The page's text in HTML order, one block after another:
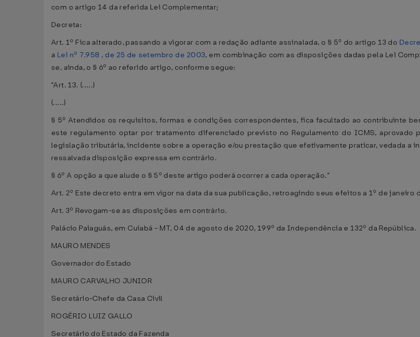
com o artigo 14 da referida Lei Complementar;
Decreta:
Art. 1º Fica alterado, passando a vigorar com a redação adiante assinalada, o § 5º do artigo 13 do
a Lei nº 7.958 , de 25 de setembro de 2003, em combinação com as disposições dadas pela Lei
se, ainda, o § 6º ao referido artigo, conforme segue:
"Art. 13. (.....)
(.....)
§ 5º Atendidos os requisitos, formas e condições correspondentes, fica facultado ao contribuinte
este regulamento optar por tratamento diferenciado previsto no Regulamento do ICMS, aprovado
legislação tributária, incidente sobre a operação e/ou prestação que efetivamente praticar, vedada a
ressalvada disposição expressa em contrário.
§ 6º A opção a que alude o § 5º deste artigo poderá ocorrer a cada operação."
Art. 2º Este decreto entra em vigor na data da sua publicação, retroagindo seus efeitos a 1º de janeiro
Art. 3º Revogam-se as disposições em contrário.
Palácio Paiaguás, em Cuiabá - MT, 04 de agosto de 2020, 199º da Independência e 132º da República.
MAURO MENDES
Governador do Estado
MAURO CARVALHO JUNIOR
Secretário-Chefe da Casa Civil
ROGÉRIO LUIZ GALLO
Secretário do Estado da Fazenda